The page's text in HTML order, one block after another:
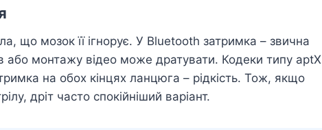
що мозок її ігнорує. У Bluetooth затримка – звична
або монтажу відео може дратувати. Кодеки типу aptX
на обох кінцях ланцюга – рідкість. Тож, якщо
дріт часто спокійніший варіант.